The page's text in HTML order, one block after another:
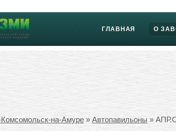
ГЛАВНАЯ О
на-Амуре » Автопавильоны »